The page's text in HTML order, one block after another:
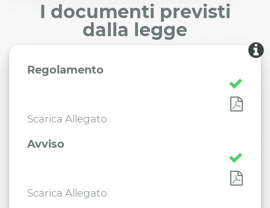
I documenti previsti
dalla legge
Regolamento
Scarica Allegato
Avviso
Scarica Allegato